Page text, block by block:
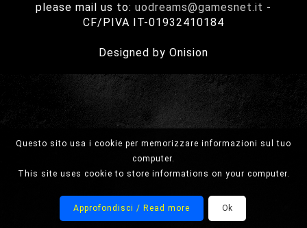
Questo sito usa i cookie per memorizzare informazioni sul tuo
computer.
This site uses cookie to store informations on your computer.
Approfondisci / Read more Ok
please mail us to: uodreams@gamesnet.it -
CF/PIVA IT-01932410184
Designed by Onision